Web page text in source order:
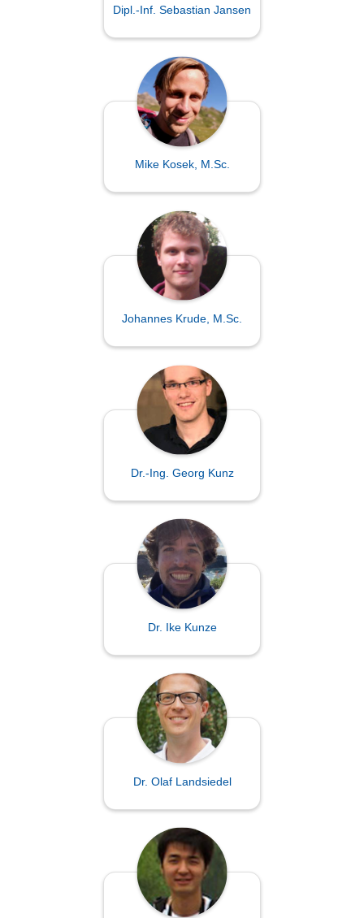
Dipl.-Inf. Sebastian Jansen
Mike Kosek, M.Sc.
Johannes Krude, M.Sc.
Dr.-Ing. Georg Kunz
Dr. Ike Kunze
Dr. Olaf Landsiedel